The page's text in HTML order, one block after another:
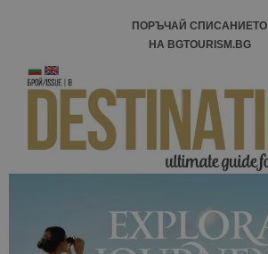
ПОРЪЧАЙ СПИСАНИЕТО
НА BGTOURISM.BG